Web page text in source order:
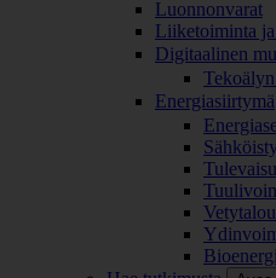
Luonnonvarat
Liiketoiminta
Digitaalinen
Energiasiirtymä